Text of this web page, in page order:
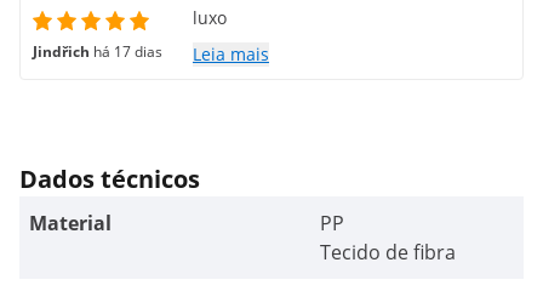
Jindřich há 17 dias
luxo
Leia mais
Dados técnicos
Material
PP
Tecido de fibra